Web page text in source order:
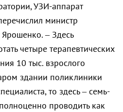
УЗИ-аппарат
министр
– Здесь
четыре терапевтических
10 тыс. взрослого
здании поликлиники
то здесь – семь-
проводить как